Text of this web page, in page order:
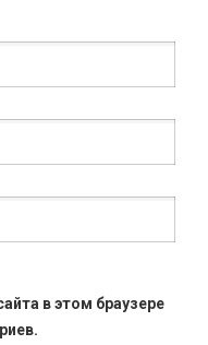
в этом браузере